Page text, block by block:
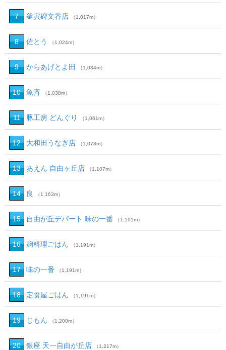
7 釜寅碑文谷店 （1,017m）
8 佐とう （1,024m）
9 からあげとよ田 （1,034m）
10 魚斉 （1,038m）
11 豚工房 どんぐり （1,061m）
12 大和田うなぎ店 （1,078m）
13 あえん 自由ヶ丘店 （1,107m）
14 良 （1,163m）
15 自由が丘デパート 味の一番 （1,191m）
16 麹料理ごはん （1,191m）
17 味の一番 （1,191m）
18 定食屋ごはん （1,191m）
19 じもん （1,200m）
20 銀座 天一自由が丘店 （1,217m）